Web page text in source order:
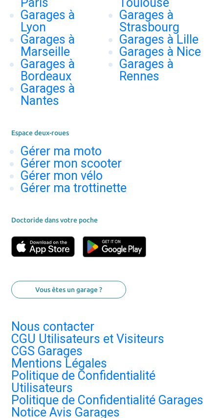
Garages à
Lyon
Garages à
Marseille
Garages à
Bordeaux
Garages à
Nantes
Garages à
Strasbourg
Garages à Lille
Garages à Nice
Garages à
Rennes
Espace deux-roues
Gérer ma moto
Gérer mon scooter
Gérer mon vélo
Gérer ma trottinette
Doctoride dans votre poche
Vous êtes un garage ?
Nous contacter
CGU Utilisateurs et Visiteurs
CGS Garages
Mentions Légales
Politique de Confidentialité
Utilisateurs
Politique de Confidentialité Garages
Notice Avis Garages